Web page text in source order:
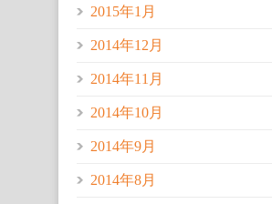
2015年1月
2014年12月
2014年11月
2014年10月
2014年9月
2014年8月